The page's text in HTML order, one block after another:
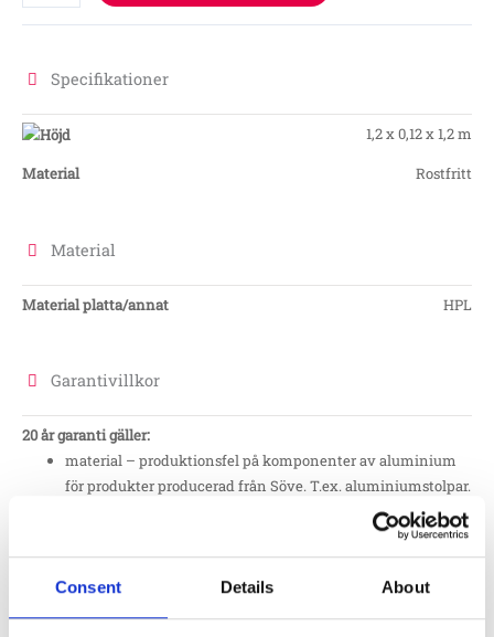
Consent Details About
Specifikationer
1,2 x 0,12 x 1,2 m
Material
Rostfritt
Material
Material platta/annat HPL
Garantivillkor
20 år garanti gäller:
material – produktionsfel på komponenter av aluminium
för produkter producerad från Söve. T.ex. aluminiumstolpar.
produkter producerad från Söve. T.ex. HPL väggar